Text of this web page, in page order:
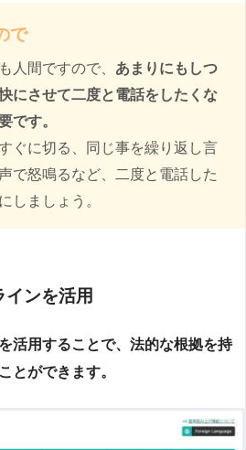
で
人間ですので、 あまりにもしつ
にさせて二度と電話をしたくな
です。
ぐに切る、同じ事を繰り返し言
で怒鳴るなど、二度と電話した
しましょう。
ンを活用
活用することで、法的な根拠を持
とができます。